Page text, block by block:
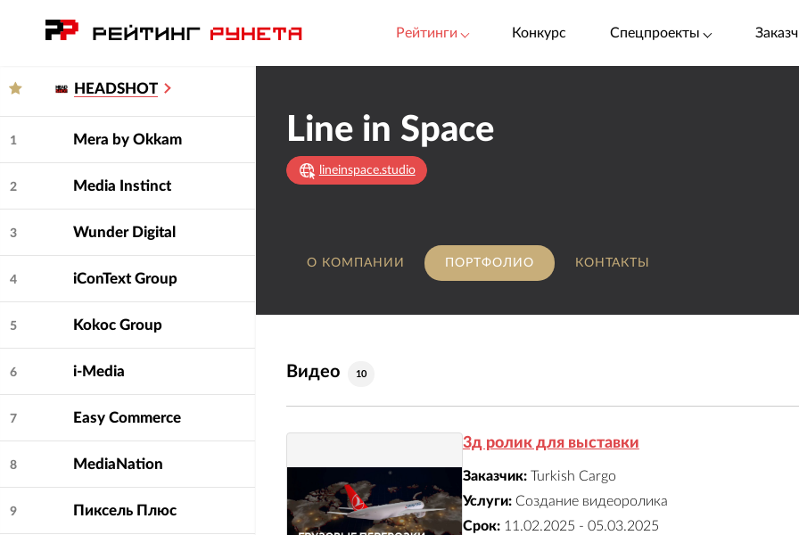
Рейтинги Конкурс Спецпроекты
HEADSHOT
1 Mera by Okkam
2 Media Instinct
3 Wunder Digital
4 iConText Group
5 Kokoc Group
6 i-Media
7 Easy Commerce
8 MediaNation
9 Пиксель Плюс
Line in Space
lineinspace.studio
О КОМПАНИИ ПОРТФОЛИО КОНТАКТЫ
Видео 10
3д ролик для выставки
Заказчик: Turkish Cargo
Услуги: Создание видеоролика
Срок: 11.02.2025 - 05.03.2025